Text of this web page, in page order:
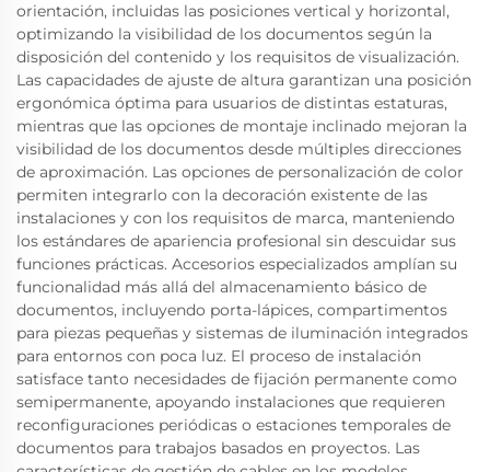
orientación, incluidas las posiciones vertical y horizontal,
optimizando la visibilidad de los documentos según la
disposición del contenido y los requisitos de visualización.
Las capacidades de ajuste de altura garantizan una posición
ergonómica óptima para usuarios de distintas estaturas,
mientras que las opciones de montaje inclinado mejoran la
visibilidad de los documentos desde múltiples direcciones
de aproximación. Las opciones de personalización de color
permiten integrarlo con la decoración existente de las
instalaciones y con los requisitos de marca, manteniendo
los estándares de apariencia profesional sin descuidar sus
funciones prácticas. Accesorios especializados amplían su
funcionalidad más allá del almacenamiento básico de
documentos, incluyendo porta-lápices, compartimentos
para piezas pequeñas y sistemas de iluminación integrados
para entornos con poca luz. El proceso de instalación
satisface tanto necesidades de fijación permanente como
semipermanente, apoyando instalaciones que requieren
reconfiguraciones periódicas o estaciones temporales de
documentos para trabajos basados en proyectos. Las